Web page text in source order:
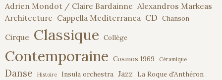
Adrien Mondot / Claire Bardainne Alexandros Markeas
Architecture Cappella Mediterranea CD Chanson
Cirque Classique Collège
Contemporaine Cosmos 1969 Céramique
Danse Histoire Insula orchestra Jazz La Roque d'Anthéron